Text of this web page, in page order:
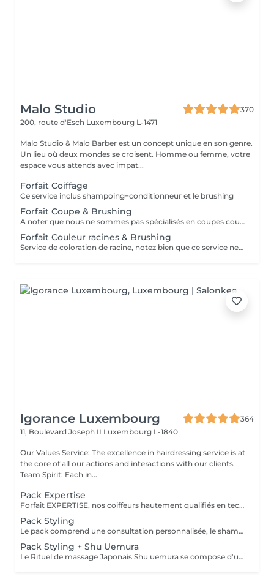
Malo Studio
370
200, route d'Esch Luxembourg L-1471
Malo Studio & Malo Barber est un concept unique en son genre.
Un lieu où deux mondes se croisent. Homme ou femme, votre
espace vous attends avec impat...
Forfait Coiffage
Ce service inclus shampoing+conditionneur et le brushing
Forfait Coupe & Brushing
A noter que nous ne sommes pas spécialisés en coupes courtes.
Forfait Couleur racines & Brushing
Service de coloration de racine, notez bien que ce service ne permet pas d‘effectuer d’importants éclaircissements tel qu‘un balayage ou des mèches.
Igorance Luxembourg
364
11, Boulevard Joseph II Luxembourg L-1840
Our Values Service: The excellence in hairdressing service is at
the core of all our actions and interactions with our clients.
Team Spirit: Each in...
Pack Expertise
Forfait EXPERTISE, nos coiffeurs hautement qualifiés en technique anglo-saxonne, en formation continu et diplômés d’une académie anglaise à Paris. Vous offre une séance d’une heure avec votre coach en suivi beauté. Ce pack inclus : 1 h de prestation Un diagnostique personnalisé Shampoing spécifique Haircare Conditioner spécifique Produit de coiffage Coupe Styling Produit de finition
Pack Styling
Le pack comprend une consultation personnalisée, le shampooing et le conditionneur spécifiques REDKEN , le séchage et les produits de styling REDKEN * Tarifs à titre indicatifs à confirmer après la consultation personnalisée établit auprès de votre coiffeur/stylist/spécialiste * La direction se réserve le droit d’apporter des modifications pour le bon fonctionnement du salon
Pack Styling + Shu Uemura
Le Rituel de massage Japonais Shu uemura se compose d'un shampooing et d'un soin d'une durée de 30 minutes pour une relaxation une une réparation intense du cheveu et ensuite le pack styling